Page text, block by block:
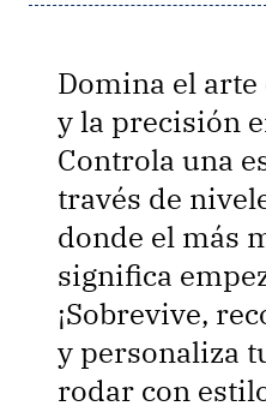
Domina el
y la precisión
Controla una
través de
donde el más
significa
¡Sobrevive,
y personaliza
rodar con